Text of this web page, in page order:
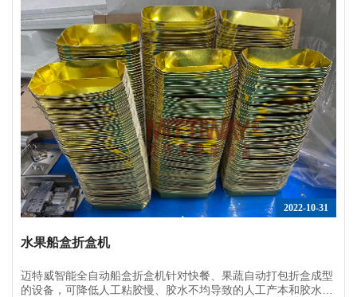
2022-10-31
水果船盒折盒机
迈特威智能全自动船盒折盒机针对快餐、果蔬自动打包折盒成型
的设备，可降低人工粘胶慢、胶水不均导致的人工产本和胶水成